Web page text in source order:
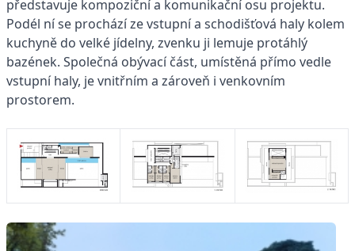
představuje kompoziční a komunikační osu projektu.
Podél ní se prochází ze vstupní a schodišťová haly kolem
kuchyně do velké jídelny, zvenku ji lemuje protáhlý
bazének. Společná obývací část, umístěná přímo vedle
vstupní haly, je vnitřním a zároveň i venkovním
prostorem.